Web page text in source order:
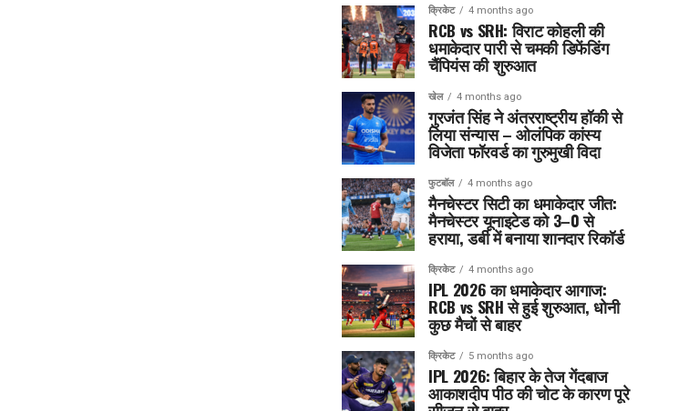
क्रिकेट 4 months ago
RCB vs SRH: विराट कोहली की
धमाकेदार पारी से चमकी डिफेंडिंग
चैंपियंस की शुरुआत
खेल 4 months ago
गुरजंत सिंह ने अंतरराष्ट्रीय हॉकी से
लिया संन्यास – ओलंपिक कांस्य
विजेता फॉरवर्ड का गुरुमुखी विदा
फुटबॉल 4 months ago
मैनचेस्टर सिटी का धमाकेदार जीत:
मैनचेस्टर यूनाइटेड को 3–0 से
हराया, डर्बी में बनाया शानदार रिकॉर्ड
क्रिकेट 4 months ago
IPL 2026 का धमाकेदार आगाज:
RCB vs SRH से हुई शुरुआत, धोनी
कुछ मैचों से बाहर
क्रिकेट 5 months ago
IPL 2026: बिहार के तेज गेंदबाज
आकाशदीप पीठ की चोट के कारण पूरे